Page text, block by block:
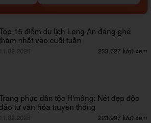
15 điểm du lịch Long An đáng ghé
nhất vào cuối tuần
11.02.2025 233,727 lượt xem
phục dân tộc H'mông: Nét đẹp độc
từ văn hóa truyền thống
11.02.2025 223,997 lượt xem